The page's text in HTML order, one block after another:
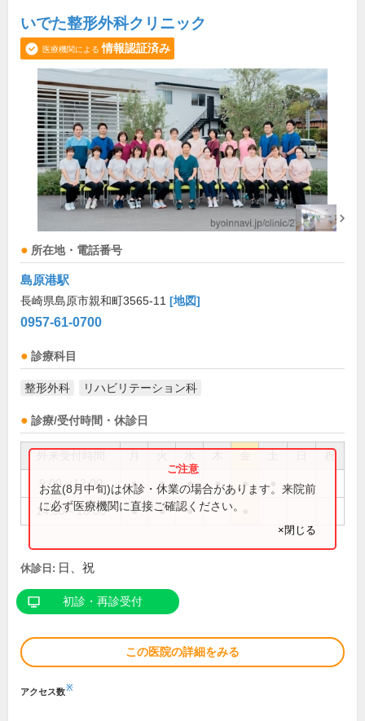
いでた整形外科クリニック
医療機関による 情報認証済み
所在地・電話番号
島原港駅
長崎県島原市親和町3565-11 [地図]
0957-61-0700
診療科目
整形外科 リハビリテーション科
診療/受付時間・休診日
祝
9:00～12:00 ● ● ● ● ●
14:30～18:00 ● ● ●
お盆(8月中旬)は休診・休業の場合があります。来院前
に必ず医療機関に直接ご確認ください。
×閉じる
休診日: 日、祝
初診・再診受付
この医院の詳細をみる
アクセス数※